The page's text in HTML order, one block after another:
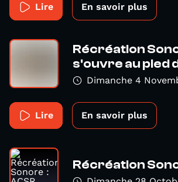
Lire En savoir plus
Récréation
s'ouvre au pied
Dimanche 4
Lire En savoir plus
Récréation